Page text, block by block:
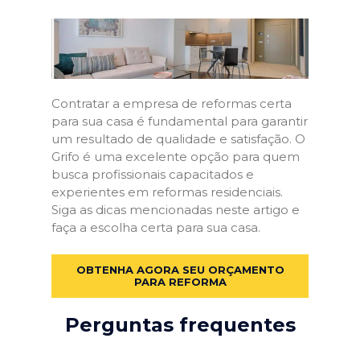
Contratar a empresa de reformas certa
para sua casa é fundamental para garantir
um resultado de qualidade e satisfação. O
Grifo é uma excelente opção para quem
busca profissionais capacitados e
experientes em reformas residenciais.
Siga as dicas mencionadas neste artigo e
faça a escolha certa para sua casa.
OBTENHA AGORA SEU ORÇAMENTO
PARA REFORMA
Perguntas frequentes